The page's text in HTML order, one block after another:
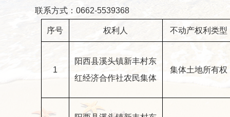
联系方式：0662-5539368
序号 权利人 不动产权利类型
1
阳西县溪头镇新丰村东
红经济合作社农民集体
集体土地所有权